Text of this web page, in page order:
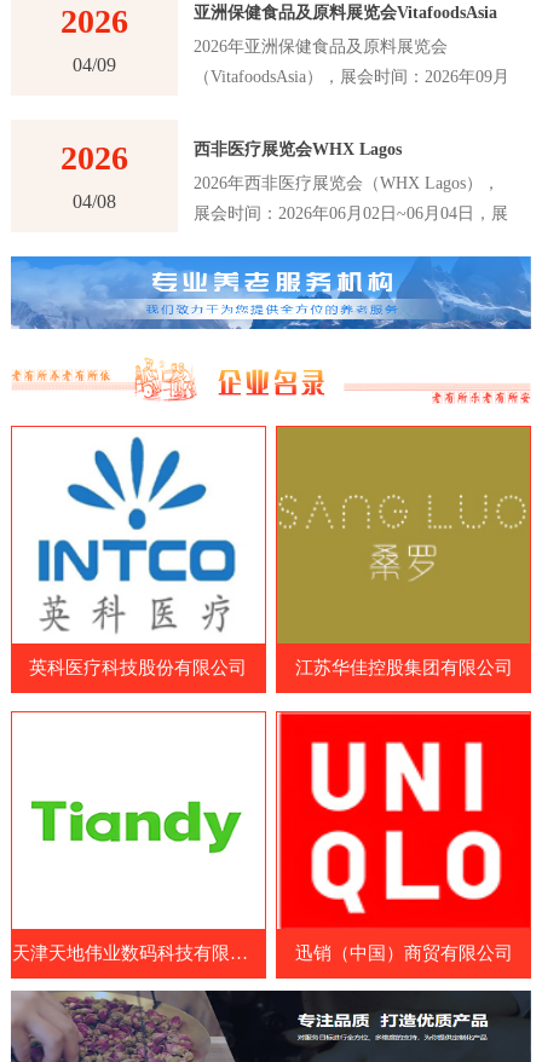
2026
04/09
亚洲保健食品及原料展览会VitafoodsAsia
2026年亚洲保健食品及原料展览会
（VitafoodsAsia），展会时间：2026年09月
New Ratchadapisek Rd., Khlong Toei,
家会议中心（QSNCC），主办方：Informa
积：30000平米，参展观众：41000人，参展
商数量及参展品牌达到1120家。亚洲保健食
品及原料展览会VitafoodsAsia首届举办时间
展览会之一。展览会每年举办一次，为参展
商和观众提供了一个交流和合作的平台，以
世界各地的专业人士和制造商，包括保健食
品和营养补充剂制造商、原料和配料供应
商、包装和设备制造商等。参展国家包括中
国、日本、韩国、澳大利亚、美国、欧洲
等。展览会涵盖了各种保健食品及原料领
学用途食品、天然保健
2026
04/08
西非医疗展览会WHX Lagos
2026年西非医疗展览会（WHX Lagos），
展会时间：2026年06月02日~06月04日，展
Corporation Dr, Victoria Island 106104,
Annex, Lagos, 尼日利亚-拉各斯世博中心，
主办方：英富曼展览集团，举办周期：一年
16147人，参展商数量及参展品牌达到180
家。西非医疗展览会WHX Lagos是西非地
展览会是医疗行业的专业展览会，吸引了来
自世界各地的医疗设备制造商、医疗器械制
造商、药品制造商、医疗耗材供应商和相关
企业等专业人士。WHX Lagos展览会展示
了最新的医疗设备、技术和服务，包括医疗
成像设备、手术器械、诊断设备、康复设
备、医疗耗材和药品等。参展商可以展示其
最新的医疗设备、技术和服务，与其他业内
Lagos展览会还提供了一系列的研讨会和论
坛，向参展商和参观者提供了医疗行业的最
新见解、经验和知识。展览会
英科医疗科技股份有限公司 江苏华佳控股集团有限公司
天津天地伟业数码科技有限公司 迅销（中国）商贸有限公司